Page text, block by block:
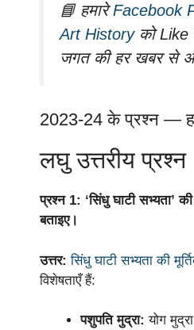
📘 हमारेFacebook
Art Historyको Like
जगत की हर खबर से
2023-24 के प्रश्न —
लघु उत्तरीय प्रश्न
प्रश्न 1: ‘सिंधु घाटी सभ्यता’
बताइए।
उत्तर: सिंधु घाटी सभ्यता की
विशेषताएँ हैं:
पशुपति मुद्रा: योग